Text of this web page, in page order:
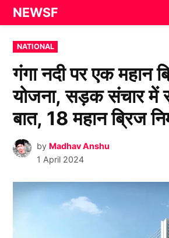
Skip
to
content
NEWSF
POSTED
IN
NATIONAL
गंगा नदी पर एक महान
योजना, सड़क संचार में
बात, 18 महान ब्रिज
by Madhav Anshu
1 April 2024